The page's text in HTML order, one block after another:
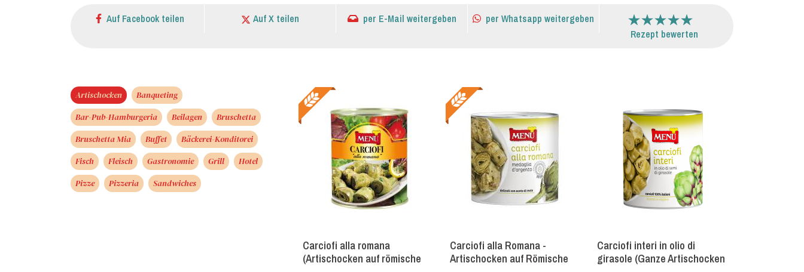
Auf Facebook teilen Auf X teilen per E-Mail weitergeben
per Whatsapp weitergeben
Rezept bewerten
Artischocken
Banqueting
Bar-Pub-Hamburgeria
Beilagen
Bruschetta
Bruschetta Mia
Buffet
Bäckerei-Konditorei
Fisch
Fleisch Gastronomie Grill
Hotel
Pizze
Pizzeria Sandwiches
Carciofi alla romana
(Artischocken auf römische
Carciofi alla Romana -
Artischocken auf Römische
Carciofi interi in olio di
girasole (Ganze Artischocken